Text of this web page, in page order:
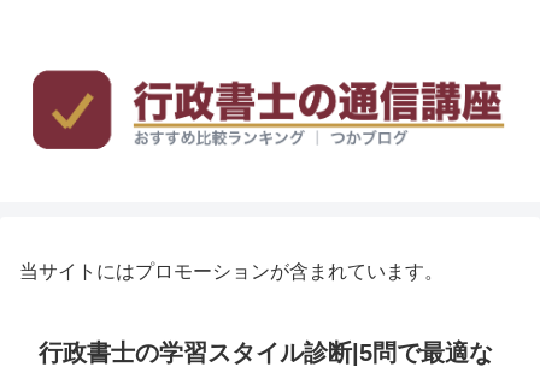
当サイトにはプロモーションが含まれています。
行政書士の学習スタイル診断|5問で最適な